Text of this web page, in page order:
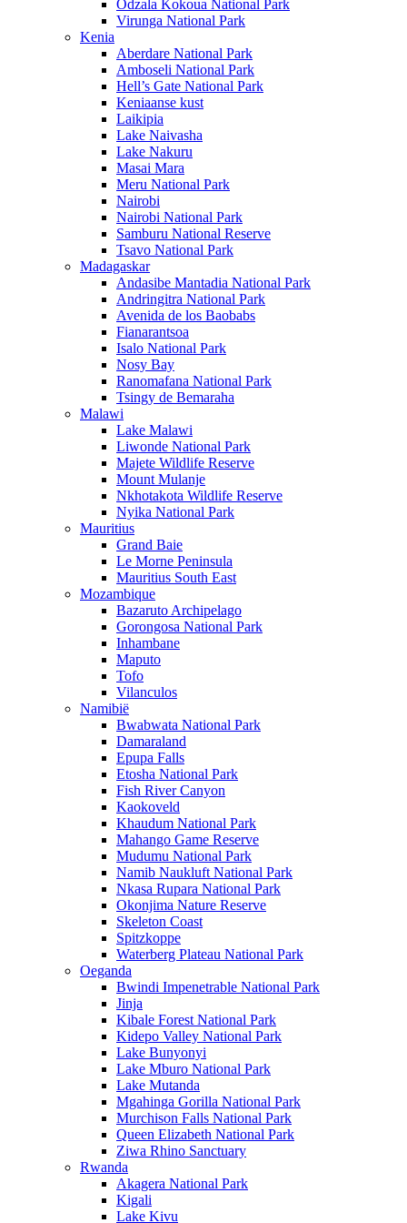
Odzala Kokoua National Park
Virunga National Park
Kenia
Aberdare National Park
Amboseli National Park
Hell’s Gate National Park
Keniaanse kust
Laikipia
Lake Naivasha
Lake Nakuru
Masai Mara
Meru National Park
Nairobi
Nairobi National Park
Samburu National Reserve
Tsavo National Park
Madagaskar
Andasibe Mantadia National Park
Andringitra National Park
Avenida de los Baobabs
Fianarantsoa
Isalo National Park
Nosy Bay
Ranomafana National Park
Tsingy de Bemaraha
Malawi
Lake Malawi
Liwonde National Park
Majete Wildlife Reserve
Mount Mulanje
Nkhotakota Wildlife Reserve
Nyika National Park
Mauritius
Grand Baie
Le Morne Peninsula
Mauritius South East
Mozambique
Bazaruto Archipelago
Gorongosa National Park
Inhambane
Maputo
Tofo
Vilanculos
Namibië
Bwabwata National Park
Damaraland
Epupa Falls
Etosha National Park
Fish River Canyon
Kaokoveld
Khaudum National Park
Mahango Game Reserve
Mudumu National Park
Namib Naukluft National Park
Nkasa Rupara National Park
Okonjima Nature Reserve
Skeleton Coast
Spitzkoppe
Waterberg Plateau National Park
Oeganda
Bwindi Impenetrable National Park
Jinja
Kibale Forest National Park
Kidepo Valley National Park
Lake Bunyonyi
Lake Mburo National Park
Lake Mutanda
Mgahinga Gorilla National Park
Murchison Falls National Park
Queen Elizabeth National Park
Ziwa Rhino Sanctuary
Rwanda
Akagera National Park
Kigali
Lake Kivu